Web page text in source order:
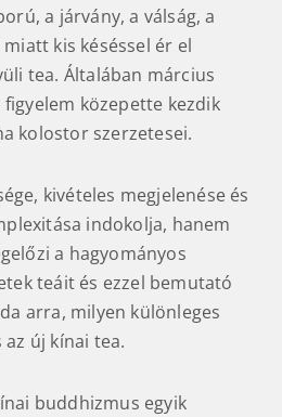
a járvány, a válság, a
kis késéssel ér el
tea. Általában március
közepette kezdik
kolostor szerzetesei.
kivételes megjelenése és
indokolja, hanem
a hagyományos
teáit és ezzel bemutató
arra, milyen különleges
új kínai tea.
buddhizmus egyik